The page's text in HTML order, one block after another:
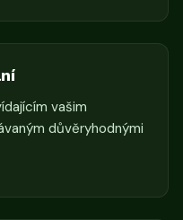
vašim
důvěryhodnými